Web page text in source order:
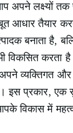
अपने लक्ष्यों
आधार तैयार
बनाता है,
विकसित करता
व्यक्तिगत
प्रकार, एक
विकास में